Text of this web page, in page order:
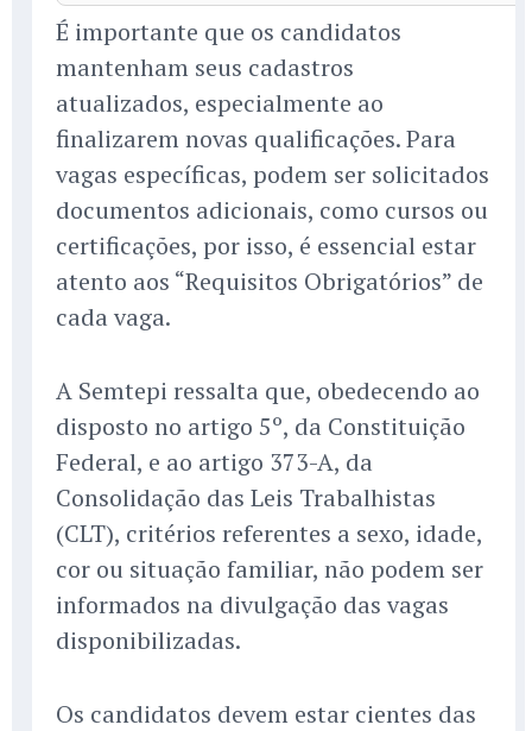
É importante que os candidatos
mantenham seus cadastros
atualizados, especialmente ao
finalizarem novas qualificações. Para
vagas específicas, podem ser solicitados
documentos adicionais, como cursos ou
certificações, por isso, é essencial estar
atento aos “Requisitos Obrigatórios” de
cada vaga.
A Semtepi ressalta que, obedecendo ao
disposto no artigo 5º, da Constituição
Federal, e ao artigo 373-A, da
Consolidação das Leis Trabalhistas
(CLT), critérios referentes a sexo, idade,
cor ou situação familiar, não podem ser
informados na divulgação das vagas
disponibilizadas.
Os candidatos devem estar cientes das